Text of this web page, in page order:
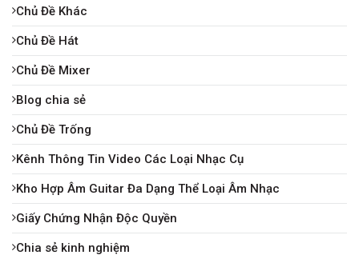
Chủ Đề Khác
Chủ Đề Hát
Chủ Đề Mixer
Blog chia sẻ
Chủ Đề Trống
Kênh Thông Tin Video Các Loại Nhạc Cụ
Kho Hợp Âm Guitar Đa Dạng Thể Loại Âm Nhạc
Giấy Chứng Nhận Độc Quyền
Chia sẻ kinh nghiệm